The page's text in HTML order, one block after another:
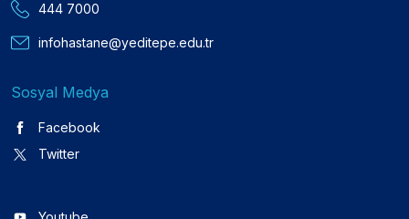
444 7000
infohastane@yeditepe.edu.tr
Sosyal Medya
Facebook
Twitter